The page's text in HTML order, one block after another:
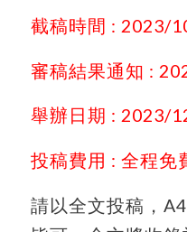
截稿時間 : 2023/
審稿結果通知 :
舉辦日期 : 2023/
投稿費用 : 全程免
請以全文投稿，